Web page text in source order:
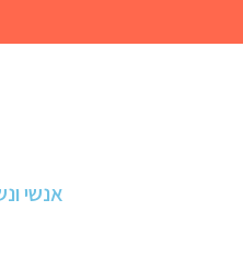
המסע שלך
אל אתר האקדמיה לתזונהאנשי